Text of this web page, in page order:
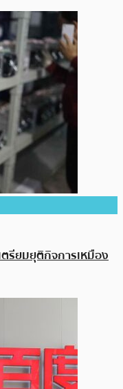
รียมยุติกิจการเหมือง